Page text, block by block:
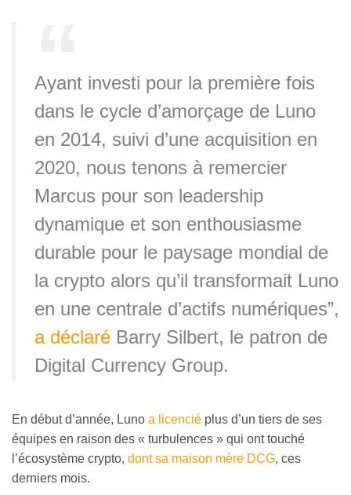
Ayant investi pour la première fois
dans le cycle d’amorçage de Luno
en 2014, suivi d’une acquisition en
2020, nous tenons à remercier
Marcus pour son leadership
dynamique et son enthousiasme
durable pour le paysage mondial de
la crypto alors qu’il transformait Luno
en une centrale d’actifs numériques”,
a déclaré Barry Silbert, le patron de
Digital Currency Group.
En début d’année, Luno a licencié plus d’un tiers de ses
équipes en raison des « turbulences » qui ont touché
l’écosystème crypto, dont sa maison mère DCG, ces
derniers mois.